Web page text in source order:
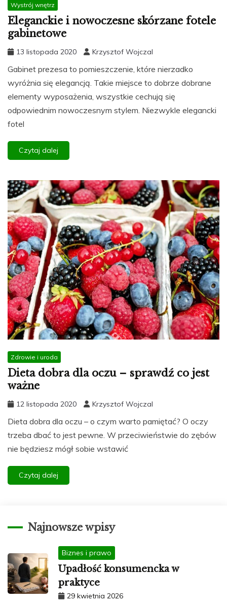
Wystrój wnętrz
Eleganckie i nowoczesne skórzane fotele
gabinetowe
13 listopada 2020 Krzysztof Wojczal
Gabinet prezesa to pomieszczenie, które nierzadko
wyróżnia się elegancją. Takie miejsce to dobrze dobrane
elementy wyposażenia, wszystkie cechują się
odpowiednim nowoczesnym stylem. Niezwykle elegancki
fotel
Czytaj dalej
Zdrowie i uroda
Dieta dobra dla oczu – sprawdź co jest
ważne
12 listopada 2020 Krzysztof Wojczal
Dieta dobra dla oczu – o czym warto pamiętać? O oczy
trzeba dbać to jest pewne. W przeciwieństwie do zębów
nie będziesz mógł sobie wstawić
Czytaj dalej
Najnowsze wpisy
Biznes i prawo
Upadłość konsumencka w
praktyce
29 kwietnia 2026